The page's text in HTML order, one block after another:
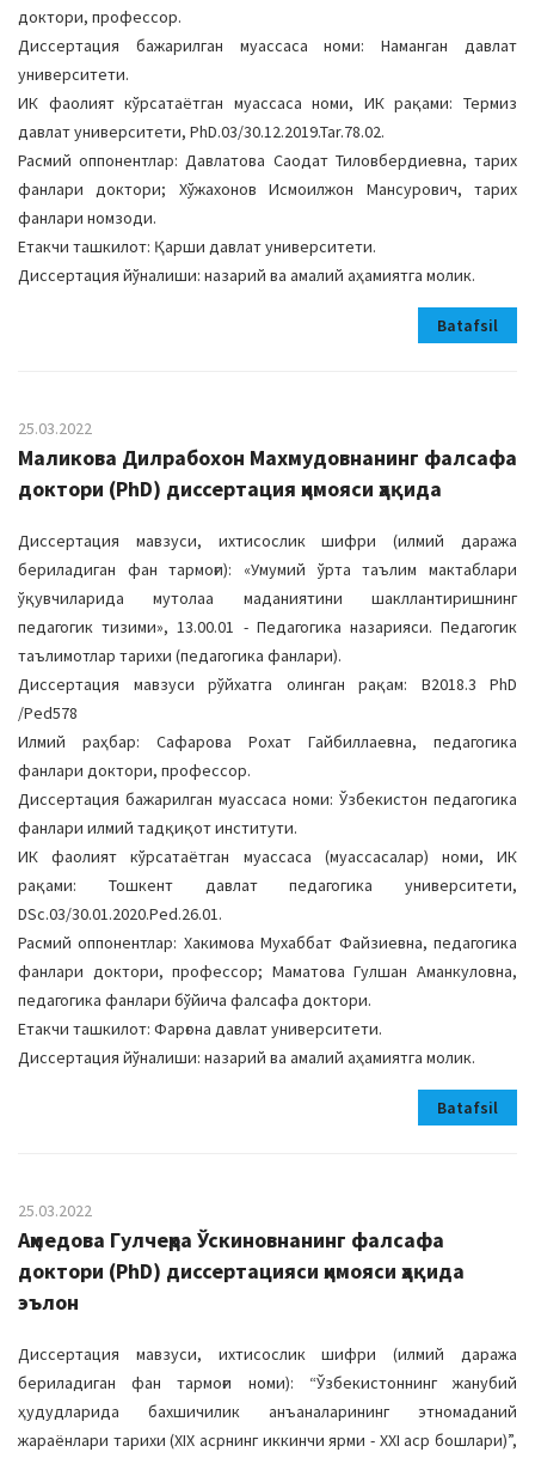
доктори, профессор.
Диссертация бажарилган муассаса номи: Наманган давлат
университети.
ИК фаолият кўрсатаётган муассаса номи, ИК рақами: Термиз
давлат университети, PhD.03/30.12.2019.Tar.78.02.
Расмий оппонентлар: Давлатова Саодат Тиловбердиевна, тарих
фанлари доктори; Хўжахонов Исмоилжон Мансурович, тарих
фанлари номзоди.
Етакчи ташкилот: Қарши давлат университети.
Диссертация йўналиши: назарий ва амалий аҳамиятга молик.
Batafsil
25.03.2022
Маликова Дилрабохон Махмудовнанинг фалсафа
доктори (PhD) диссертация ҳимояси ҳақида
Диссертация мавзуси, ихтисослик шифри (илмий даража
бериладиган фан тармоғи): «Умумий ўрта таълим мактаблари
ўқувчиларида мутолаа маданиятини шакллантиришнинг
педагогик тизими», 13.00.01 - Педагогика назарияси. Педагогик
таълимотлар тарихи (педагогика фанлари).
Диссертация мавзуси рўйхатга олинган рақам: B2018.3 PhD
/Ped578
Илмий раҳбар: Сафарова Рохат Гайбиллаевна, педагогика
фанлари доктори, профессор.
Диссертация бажарилган муассаса номи: Ўзбекистон педагогика
фанлари илмий тадқиқот институти.
ИК фаолият кўрсатаётган муассаса (муассасалар) номи, ИК
рақами: Тошкент давлат педагогика университети,
DSс.03/30.01.2020.Ped.26.01.
Расмий оппонентлар: Хакимова Мухаббат Файзиевна, педагогика
фанлари доктори, профессор; Маматова Гулшан Аманкуловна,
педагогика фанлари бўйича фалсафа доктори.
Етакчи ташкилот: Фарғона давлат университети.
Диссертация йўналиши: назарий ва амалий аҳамиятга молик.
Batafsil
25.03.2022
Аҳмедова Гулчеҳра Ўскиновнанинг фалсафа
доктори (PhD) диссертацияси ҳимояси ҳақида
эълон
Диссертация мавзуси, ихтисослик шифри (илмий даража
бериладиган фан тармоғи номи): “Ўзбекистоннинг жанубий
ҳудудларида бахшичилик анъаналарининг этномаданий
жараёнлари тарихи (ХIХ асрнинг иккинчи ярми - ХХI аср бошлари)”,